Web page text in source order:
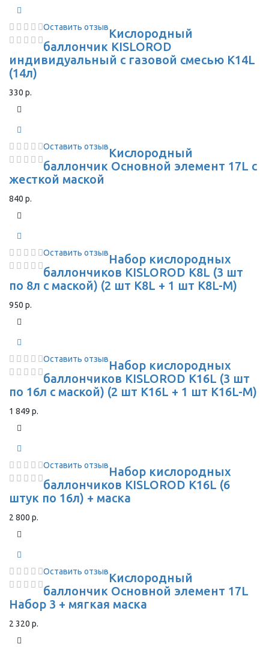
Оставить отзывКислородный
баллончик KISLOROD
индивидуальный с газовой смесью K14L
(14л)
330 р.
Оставить отзывКислородный
баллончик Основной элемент 17L с
жесткой маской
840 р.
Оставить отзывНабор кислородных
баллончиков KISLOROD K8L (3 шт
по 8л с маской) (2 шт K8L + 1 шт K8L-M)
950 р.
Оставить отзывНабор кислородных
баллончиков KISLOROD K16L (3 шт
по 16л с маской) (2 шт K16L + 1 шт K16L-M)
1 849 р.
Оставить отзывНабор кислородных
баллончиков KISLOROD K16L (6
штук по 16л) + маска
2 800 р.
Оставить отзывКислородный
баллончик Основной элемент 17L
Набор 3 + мягкая маска
2 320 р.